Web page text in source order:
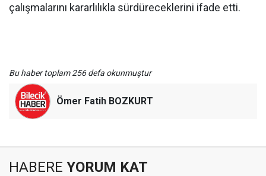
çalışmalarını kararlılıkla sürdüreceklerini ifade etti.
Bu haber toplam 256 defa okunmuştur
Ömer Fatih BOZKURT
HABERE YORUM KAT